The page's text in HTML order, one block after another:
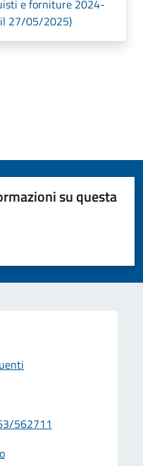
e forniture 2024-
27/05/2025)
su questa
5
562711